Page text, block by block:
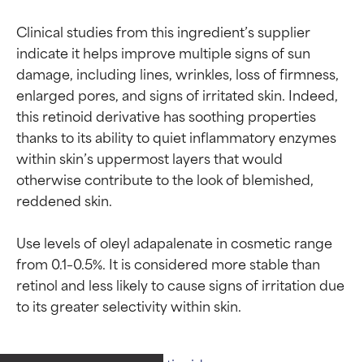
Clinical studies from this ingredient’s supplier
indicate it helps improve multiple signs of sun
damage, including lines, wrinkles, loss of firmness,
enlarged pores, and signs of irritated skin. Indeed,
this retinoid derivative has soothing properties
thanks to its ability to quiet inflammatory enzymes
within skin’s uppermost layers that would
otherwise contribute to the look of blemished,
reddened skin.
Use levels of oleyl adapalenate in cosmetic range
from 0.1–0.5%. It is considered more stable than
retinol and less likely to cause signs of irritation due
ingredientes
ingredientes